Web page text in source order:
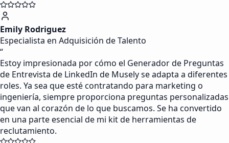
Emily Rodriguez
Especialista en Adquisición de Talento
“
Estoy impresionada por cómo el Generador de Preguntas
de Entrevista de LinkedIn de Musely se adapta a diferentes
roles. Ya sea que esté contratando para marketing o
ingeniería, siempre proporciona preguntas personalizadas
que van al corazón de lo que buscamos. Se ha convertido
en una parte esencial de mi kit de herramientas de
reclutamiento.